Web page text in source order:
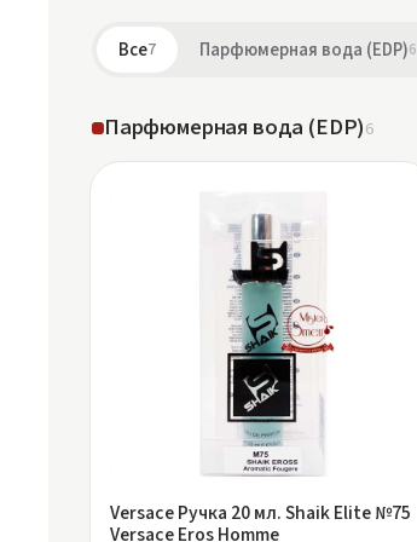
Все7 Парфюмерная вода (EDP)6
Парфюмерная вода (EDP)6
Versace Ручка 20 мл. Shaik Elite №75
Versace Eros Homme